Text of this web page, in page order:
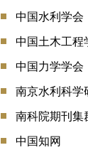
中国水利学会
中国土木工程
中国力学学会
南京水利科学
南科院期刊集
中国知网